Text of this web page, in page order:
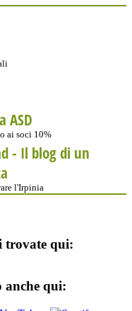
ASD
ai soci 10%
- Il blog di un
l'Irpinia
trovate qui:
anche qui: